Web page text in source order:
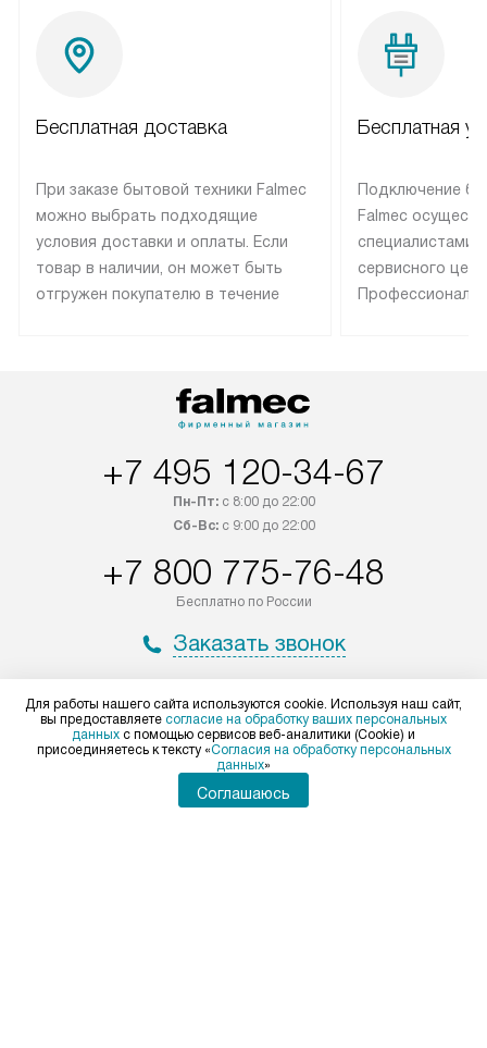
Бесплатная доставка
При заказе бытовой техники Falmec
можно выбрать подходящие
условия доставки и оплаты. Если
товар в наличии, он может быть
отгружен покупателю в течение
оплачивается дополнительно.
Возможна доставка товаров по
Бесплатная
Подключение
Falmec
специалистами
сервисного
+7 495 120-34-67
Пн-Пт:с 8:00 до 22:00
Сб-Вс:с 9:00 до 22:00
+7 800 775-76-48
Бесплатно по России
Заказать звонок
Мир Falmec
Доставка и оплата
Вопросы и ответы
Статьи и акции
Глоссарий
Видео
Для работы нашего сайта используются cookie. Используя наш сайт,
вы предоставляете согласие на обработку ваших персональных
данных с помощью сервисов веб-аналитики (Cookie) и
присоединяетесь к тексту «Согласия на обработку персональных
данных»
Соглашаюсь